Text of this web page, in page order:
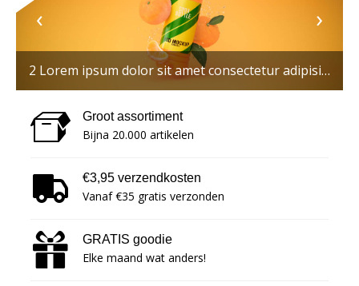
2 Lorem ipsum dolor sit amet consectetur adipisicing elit. Maxime mollitia, molestiae quas vel sint commodi repudiandae consequuntur voluptatum laborum numquam blanditiis harum quisquam
‹ ›
Groot assortiment
Bijna 20.000 artikelen
€3,95 verzendkosten
Vanaf €35 gratis verzonden
GRATIS goodie
Elke maand wat anders!